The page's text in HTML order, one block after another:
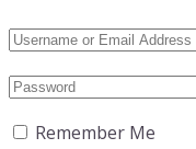
Remember Me